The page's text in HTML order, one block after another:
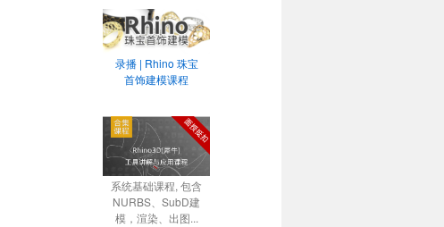
录播 | Rhino 珠宝
首饰建模课程
系统基础课程, 包含
NURBS、SubD建
模，渲染、出图...